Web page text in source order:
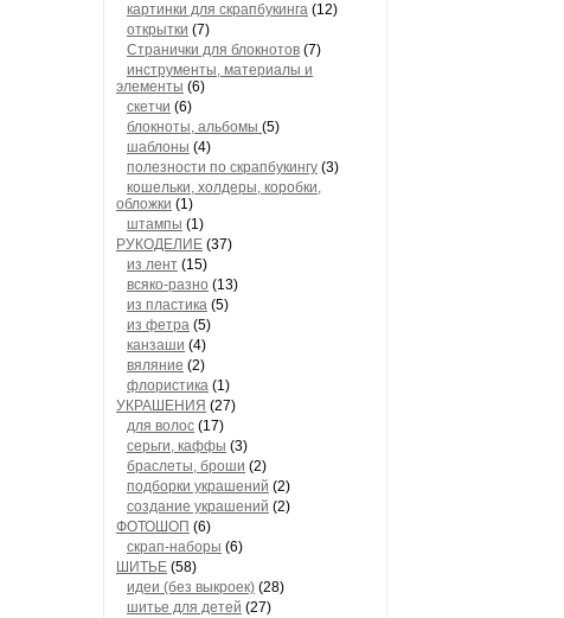
картинки для скрапбукинга (12)
открытки (7)
Странички для блокнотов (7)
инструменты, материалы и
элементы (6)
скетчи (6)
блокноты, альбомы (5)
шаблоны (4)
полезности по скрапбукингу (3)
кошельки, холдеры, коробки,
обложки (1)
штампы (1)
РУКОДЕЛИЕ (37)
из лент (15)
всяко-разно (13)
из пластика (5)
из фетра (5)
канзаши (4)
вяляние (2)
флористика (1)
УКРАШЕНИЯ (27)
для волос (17)
серьги, каффы (3)
браслеты, броши (2)
подборки украшений (2)
создание украшений (2)
ФОТОШОП (6)
скрап-наборы (6)
ШИТЬЕ (58)
идеи (без выкроек) (28)
шитье для детей (27)